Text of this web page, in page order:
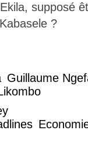
supposé
?
Guillaume